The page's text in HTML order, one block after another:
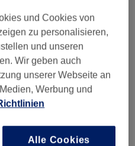
ab 1 €
und Cookies von
zu personalisieren,
und unseren
Wir geben auch
unserer Webseite an
Werbung und
Alle Cookies